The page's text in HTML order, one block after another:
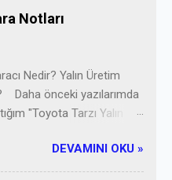
Notları
Nedir? Yalın Üretim
Daha önceki yazılarımda
"Toyota Tarzı Yalın
'dır. Yalın üretim
aşaması ve
DEVAMINI OKU »